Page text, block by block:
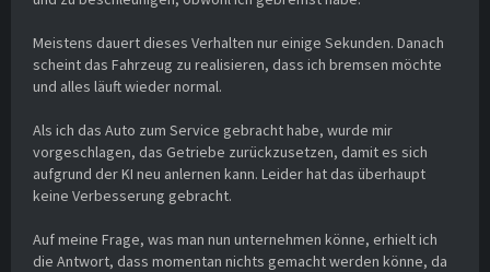
Meistens dauert dieses Verhalten nur einige Sekunden. Danach
scheint das Fahrzeug zu realisieren, dass ich bremsen möchte
und alles läuft wieder normal.
Als ich das Auto zum Service gebracht habe, wurde mir
vorgeschlagen, das Getriebe zurückzusetzen, damit es sich
aufgrund der KI neu anlernen kann. Leider hat das überhaupt
keine Verbesserung gebracht.
Auf meine Frage, was man nun unternehmen könne, erhielt ich
die Antwort, dass momentan nichts gemacht werden könne, da